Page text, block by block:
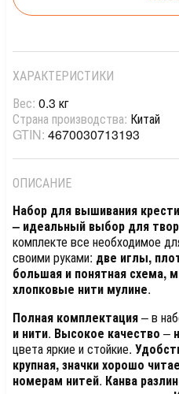
ХАРАКТЕРИСТИКИ
Вес: 0.3 кг
Страна производства: Китай
GTIN: 4670030713193
ОПИСАНИЕ
Набор для вышивания
– идеальный выбор для
комплекте все необходимое
своими руками: две иглы,
большая и понятная схема,
хлопковые нити мулине.
Полная комплектация– в
и нити. Высокое качество –
цвета яркие и стойкие.
крупная, значки хорошо
номерам нитей. Канва